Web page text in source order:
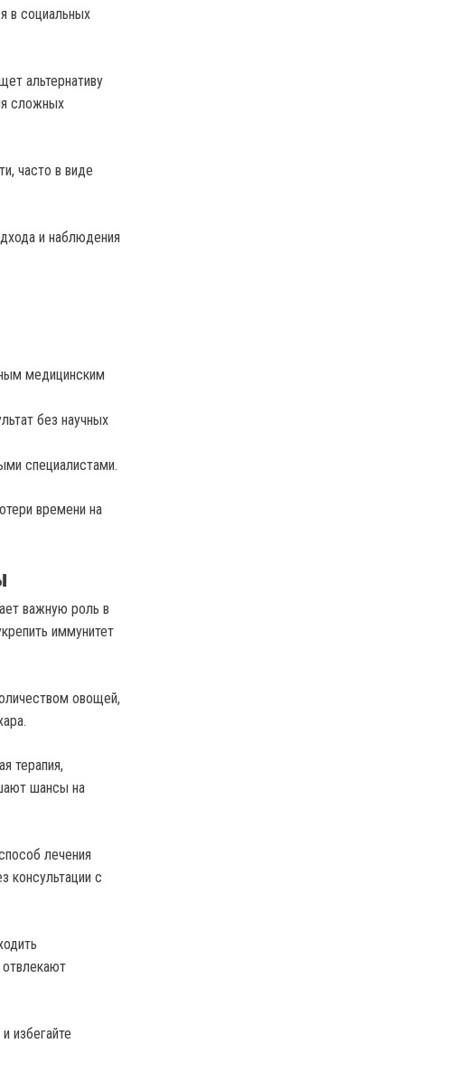
в социальных
альтернативу
сложных
часто в виде
и наблюдения
медицинским
без научных
специалистами.
времени на
важную роль в
иммунитет
овощей,
терапия,
шансы на
лечения
консультации с
избегайте